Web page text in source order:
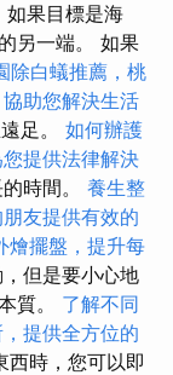
如果目標是海
另一端。 如果
除白蟻推薦，桃
助您解決生活
足。 如何辦護
提供法律解決
時間。 養生整
友提供有效的
燴擺盤，提升每
但是要小心地
質。 了解不同
提供全方位的
西時，您可以即